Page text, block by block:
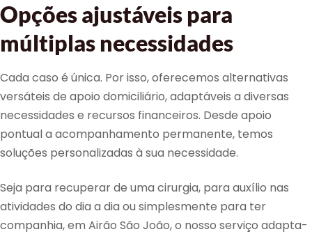
Opções ajustáveis para
múltiplas necessidades
Cada caso é única. Por isso, oferecemos alternativas
versáteis de apoio domiciliário, adaptáveis a diversas
necessidades e recursos financeiros. Desde apoio
pontual a acompanhamento permanente, temos
soluções personalizadas à sua necessidade.
Seja para recuperar de uma cirurgia, para auxílio nas
atividades do dia a dia ou simplesmente para ter
companhia, em Airão São João, o nosso serviço adapta-